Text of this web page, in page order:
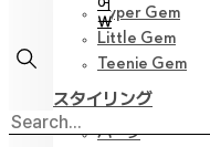
Hyper Gem
Little Gem
Teenie Gem
スタイリング
パーツ
￦